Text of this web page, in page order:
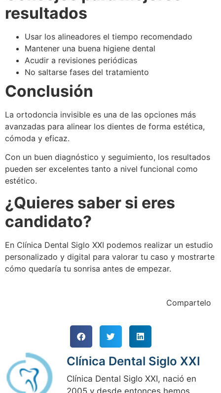
resultados
Usar los alineadores el tiempo recomendado
Mantener una buena higiene dental
Acudir a revisiones periódicas
No saltarse fases del tratamiento
Conclusión
La ortodoncia invisible es una de las opciones más
avanzadas para alinear los dientes de forma estética,
cómoda y eficaz.
Con un buen diagnóstico y seguimiento, los resultados
pueden ser excelentes tanto a nivel funcional como
estético.
¿Quieres saber si eres
candidato?
En Clínica Dental Siglo XXI podemos realizar un estudio
personalizado y digital para valorar tu caso y mostrarte
cómo quedaría tu sonrisa antes de empezar.
Compartelo
Clínica Dental Siglo XXI
Clínica Dental Siglo XXI, nació en